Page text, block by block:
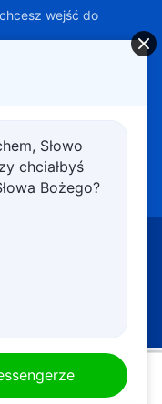
wejść do
Słowo
chciałbyś
Bożego?